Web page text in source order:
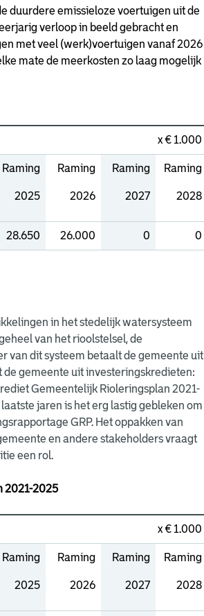
duurdere emissieloze voertuigen uit de
verloop in beeld gebracht en
met veel (werk)voertuigen vanaf 2026
mate de meerkosten zo laag mogelijk
x € 1.000
Raming
2025
Raming
2026
Raming
2027
Raming
2028
28.650 26.000 0 0
in het stedelijk watersysteem
van het rioolstelsel, de
van dit systeem betaalt de gemeente uit
gemeente uit investeringskredieten:
Gemeentelijk Rioleringsplan 2021-
jaren is het erg lastig gebleken om
GRP. Het oppakken van
en andere stakeholders vraagt
een rol.
2021-2025
x € 1.000
Raming
2025
Raming
2026
Raming
2027
Raming
2028